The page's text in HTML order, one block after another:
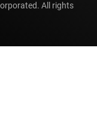
All rights